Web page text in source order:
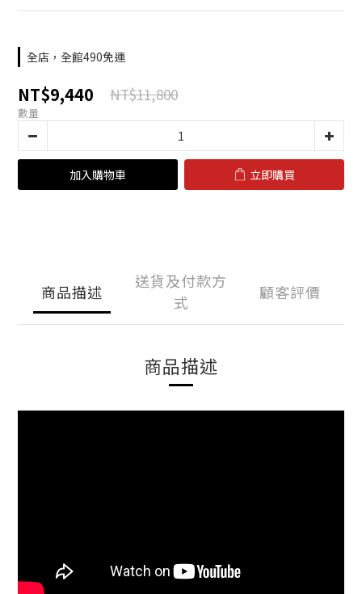
全店，全館490免運
NT$9,440 NT$11,800
數量
加入購物車 立即購買
商品描述
送貨及付款方
式
顧客評價
商品描述